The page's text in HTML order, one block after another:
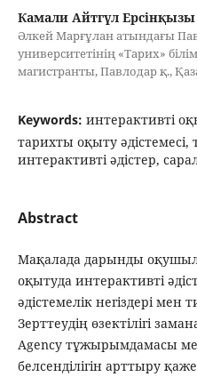
Камали Айтгүл Ерсінқызы
Әлкей Марғұлан атындағы
университетінің «Тарих»
магистранты, Павлодар қ.,
Keywords: интерактивті
тарихты оқыту
интерактивті әдістер,
Abstract
Мақалада дарынды
оқытуда интерактивті
әдістемелік негіздері мен
Зерттеудің өзектілігі
Agency тұжырымдамасы
белсенділігін арттыру